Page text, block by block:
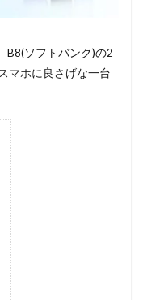
B8(ソフトバンク)の2
マホに良さげな一台